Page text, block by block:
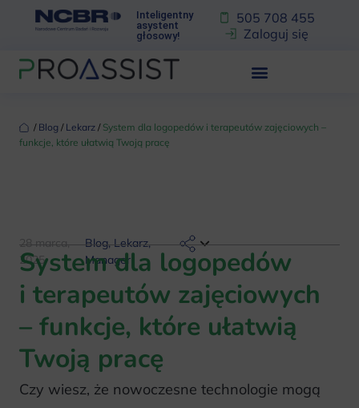
Inteligentny
asystent
głosowy!
505 708 455
Zaloguj się
‏‏‎ ‎/‏‏‎ ‎ Blog ‏‏‎ ‎/‏‏‎ ‎ Lekarz ‏‏‎ ‎/‏‏‎ ‎ System dla logopedów i terapeutów zajęciowych –
funkcje, które ułatwią Twoją pracę
28 marca,
2025
Blog,Lekarz,
Manager
System dla logopedów
i terapeutów zajęciowych
– funkcje, które ułatwią
Twoją pracę
Czy wiesz, że nowoczesne technologie mogą